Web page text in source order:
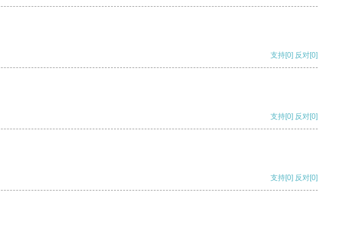
支持[0] 反对[0]
支持[0] 反对[0]
支持[0] 反对[0]